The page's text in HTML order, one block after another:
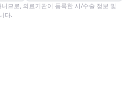
므로, 의료기관이 등록한 시/수술 정보 및
다.